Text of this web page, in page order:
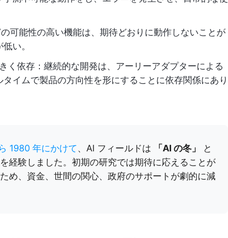
可能性の高い機能は、期待どおりに動作しないことが
い。
く依存：継続的な開発は、アーリーアダプターによる
イムで製品の方向性を形にすることに依存関係にあり
1980 年にかけて、AI フィールドは 「AI の冬」
と
経験しました。初期の研究では期待に応えることが
め、資金、世間の関心、政府のサポートが劇的に減